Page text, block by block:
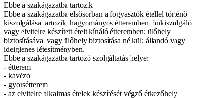
Ebbe a szakágazatba tartozik
Ebbe a szakágazatba elsősorban a fogyasztók étellel történő
kiszolgálása tartozik, hagyományos étteremben, önkiszolgáló
vagy elvitelre készített ételt kínáló étteremben; ülőhely
biztosításával vagy ülőhely biztosítása nélkül; állandó vagy
ideiglenes létesítményben.
Ebbe a szakágazatba tartozó szolgáltatás helye:
- étterem
- kávézó
- gyorsétterem
- az elvitelre alkalmas ételek készítését végző étkezőhely